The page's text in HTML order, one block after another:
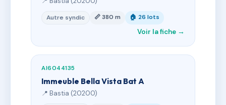
Autre syndic 📏 380 m 🏠 26 lots
Voir la fiche →
AI6044135
Immeuble Bella Vista Bat A
📍 Bastia (20200)